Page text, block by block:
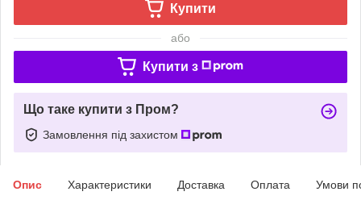
Купити
або
Купити з
Що таке купити з Пром?
Замовлення під захистом
Опис Характеристики Доставка Оплата Умови